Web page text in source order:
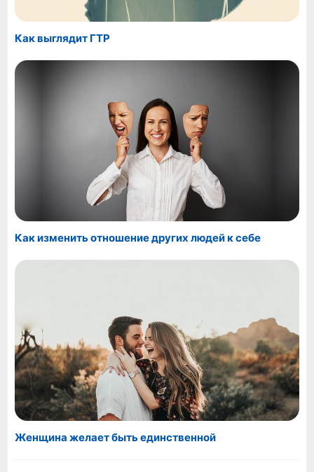
Как выглядит ГТР
Как изменить отношение других людей к себе
Женщина желает быть единственной